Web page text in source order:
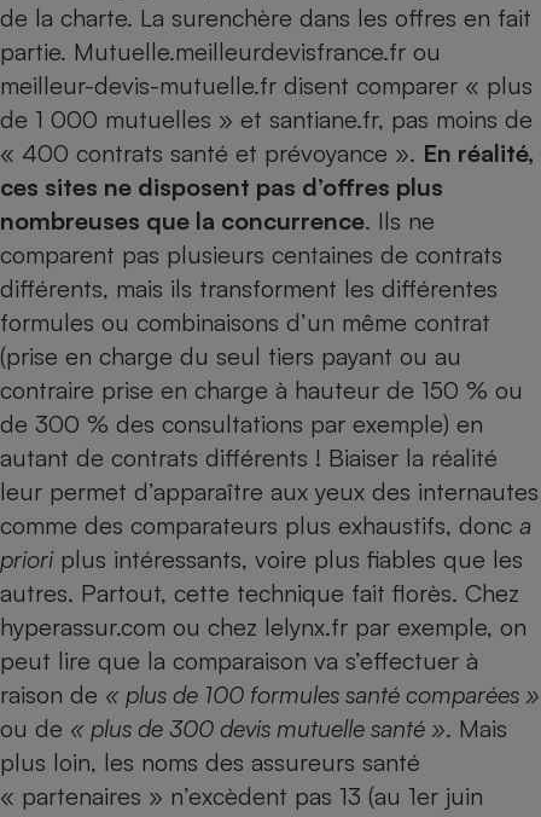
de la charte. La surenchère dans les offres en fait
partie. Mutuelle.meilleurdevisfrance.fr ou
meilleur-devis-mutuelle.fr disent comparer « plus
de 1 000 mutuelles » et santiane.fr, pas moins de
« 400 contrats santé et prévoyance ». En réalité,
ces sites ne disposent pas d’offres plus
nombreuses que la concurrence. Ils ne
comparent pas plusieurs centaines de contrats
différents, mais ils transforment les différentes
formules ou combinaisons d’un même contrat
(prise en charge du seul tiers payant ou au
contraire prise en charge à hauteur de 150 % ou
de 300 % des consultations par exemple) en
autant de contrats différents ! Biaiser la réalité
leur permet d’apparaître aux yeux des internautes
comme des comparateurs plus exhaustifs, donc a
prioriplus intéressants, voire plus fiables que les
autres. Partout, cette technique fait florès. Chez
hyperassur.com ou chez lelynx.fr par exemple, on
peut lire que la comparaison va s’effectuer à
raison de « plus de 100 formules santé comparées »
ou de « plus de 300 devis mutuelle santé ». Mais
plus loin, les noms des assureurs santé
« partenaires » n’excèdent pas 13 (au 1er juin